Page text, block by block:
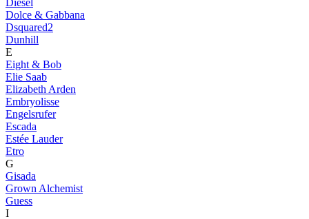
Diesel
Dolce & Gabbana
Dsquared2
Dunhill
E
Eight & Bob
Elie Saab
Elizabeth Arden
Embryolisse
Engelsrufer
Escada
Estée Lauder
Etro
G
Gisada
Grown Alchemist
Guess
I